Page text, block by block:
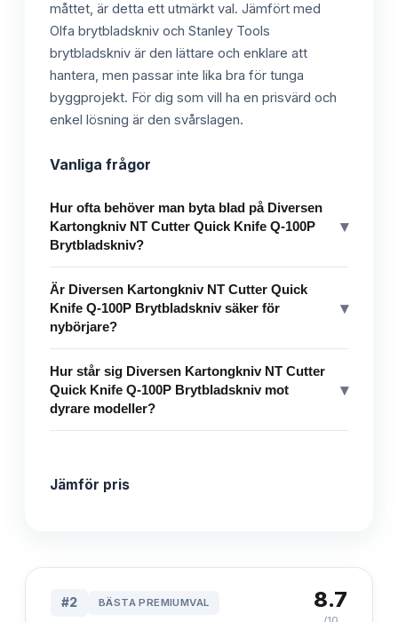
måttet, är detta ett utmärkt val. Jämfört med
Olfa brytbladskniv och Stanley Tools
brytbladskniv är den lättare och enklare att
hantera, men passar inte lika bra för tunga
byggprojekt. För dig som vill ha en prisvärd och
enkel lösning är den svårslagen.
Vanliga frågor
Hur ofta behöver man byta blad på Diversen
Kartongkniv NT Cutter Quick Knife Q-100P
Brytbladskniv?
▾
Är Diversen Kartongkniv NT Cutter Quick
Knife Q-100P Brytbladskniv säker för
nybörjare?
▾
Hur står sig Diversen Kartongkniv NT Cutter
Quick Knife Q-100P Brytbladskniv mot
dyrare modeller?
▾
Jämför pris
#2 BÄSTA PREMIUMVAL 8.7